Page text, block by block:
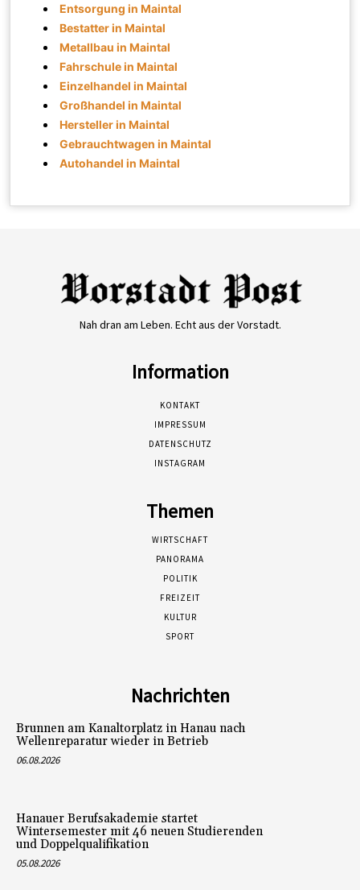
Entsorgung in Maintal
Bestatter in Maintal
Metallbau in Maintal
Fahrschule in Maintal
Einzelhandel in Maintal
Großhandel in Maintal
Hersteller in Maintal
Gebrauchtwagen in Maintal
Autohandel in Maintal
Nah dran am Leben. Echt aus der Vorstadt.
Information
KONTAKT
IMPRESSUM
DATENSCHUTZ
INSTAGRAM
Themen
WIRTSCHAFT
PANORAMA
POLITIK
FREIZEIT
KULTUR
SPORT
Nachrichten
Brunnen am Kanaltorplatz in Hanau nach
Wellenreparatur wieder in Betrieb
06.08.2026
Hanauer Berufsakademie startet
Wintersemester mit 46 neuen Studierenden
und Doppelqualifikation
05.08.2026